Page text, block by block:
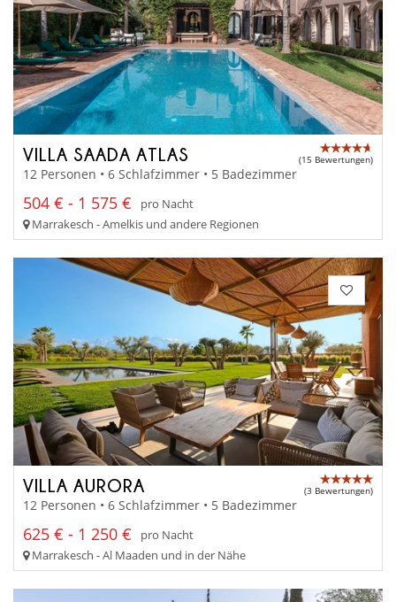
VILLA SAADA ATLAS (15 Bewertungen)
12 Personen • 6 Schlafzimmer • 5 Badezimmer
504 € - 1 575 €
pro Nacht
Marrakesch - Amelkis und andere Regionen
VILLA AURORA (3 Bewertungen)
12 Personen • 6 Schlafzimmer • 5 Badezimmer
625 € - 1 250 €
pro Nacht
Marrakesch - Al Maaden und in der Nähe